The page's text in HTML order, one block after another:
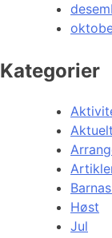
Kategorier
Aktuelt
Høst
Jul